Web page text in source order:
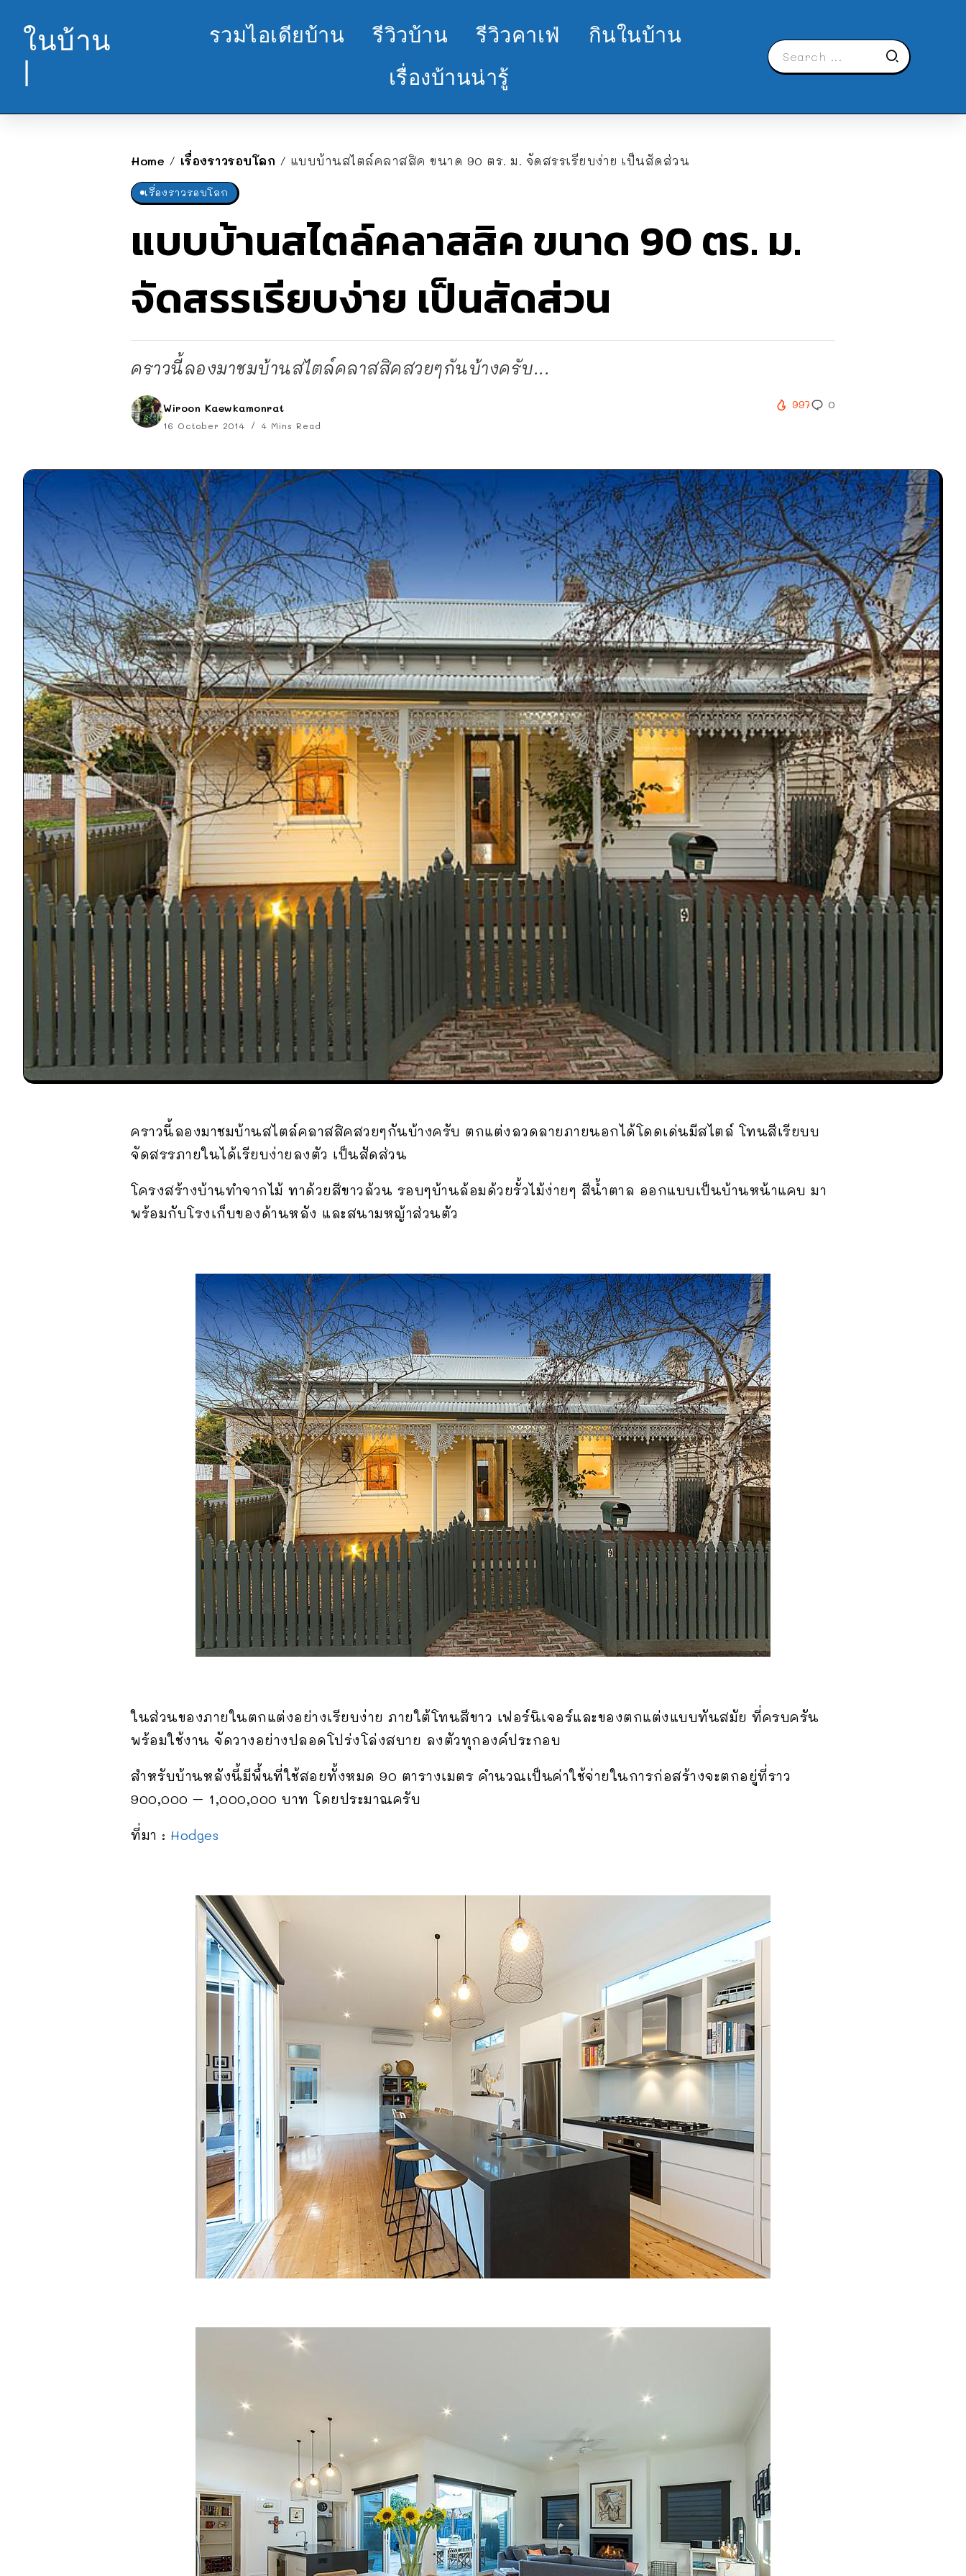
ในบ้าน
|
รวมไอเดียบ้าน รีวิวบ้าน รีวิวคาเฟ่
กินในบ้าน
เรื่องบ้านน่ารู้
Home / เรื่องราวรอบโลก / แบบบ้านสไตล์คลาสสิค ขนาด 90 ตร. ม. จัดสรรเรียบง่าย เป็นสัดส่วน
เรื่องราวรอบโลก
แบบบ้านสไตล์คลาสสิค ขนาด 90 ตร. ม.
จัดสรรเรียบง่าย เป็นสัดส่วน
คราวนี้ลองมาชมบ้านสไตล์คลาสสิคสวยๆกันบ้างครับ...
Wiroon Kaewkamonrat
16 October 2014 4 Mins Read
997 0
คราวนี้ลองมาชมบ้านสไตล์คลาสสิคสวยๆกันบ้างครับ ตกแต่งลวดลายภายนอกได้โดดเด่นมีสไตล์ โทนสีเรียบบ
จัดสรรภายในได้เรียบง่ายลงตัว เป็นสัดส่วน
โครงสร้างบ้านทำจากไม้ ทาด้วยสีขาวล้วน รอบๆบ้านล้อมด้วยรั้วไม้ง่ายๆ สีน้ำตาล ออกแบบเป็นบ้านหน้าแคบ มา
พร้อมกับโรงเก็บของด้านหลัง และสนามหญ้าส่วนตัว
ในส่วนของภายในตกแต่งอย่างเรียบง่าย ภายใต้โทนสีขาว เฟอร์นิเจอร์และของตกแต่งแบบทันสมัย ที่ครบครัน
พร้อมใช้งาน จัดวางอย่างปลอดโปร่งโล่งสบาย ลงตัวทุกองค์ประกอบ
สำหรับบ้านหลังนี้มีพื้นที่ใช้สอยทั้งหมด 90 ตารางเมตร คำนวณเป็นค่าใช้จ่ายในการก่อสร้างจะตกอยู่ที่ราว
900,000 – 1,000,000 บาท โดยประมาณครับ
ที่มา : Hodges